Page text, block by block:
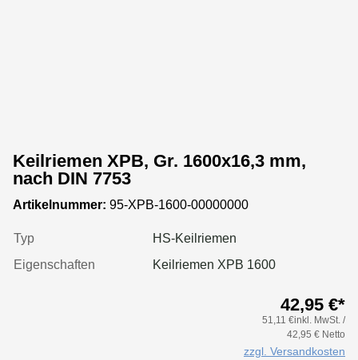
Keilriemen XPB, Gr. 1600x16,3 mm,
nach DIN 7753
Artikelnummer: 95-XPB-1600-00000000
Typ
HS-Keilriemen
Eigenschaften
Keilriemen XPB 1600
42,95 €*
51,11 €inkl. MwSt. /
42,95 € Netto
zzgl. Versandkosten